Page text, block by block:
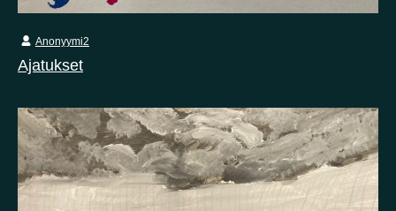
Ajatukset
Anonyymi2